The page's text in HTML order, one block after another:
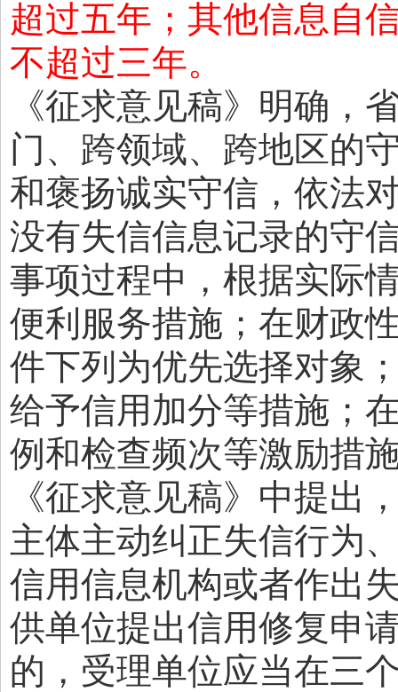
超过五年；其他信息自
不超过三年。
《征求意见稿》明确，
门、跨领域、跨地区的
和褒扬诚实守信，依法
没有失信信息记录的守
事项过程中，根据实际
便利服务措施；在财政
件下列为优先选择对象
给予信用加分等措施；
例和检查频次等激励措
《征求意见稿》中提出
主体主动纠正失信行为
信用信息机构或者作出
供单位提出信用修复申
的，受理单位应当在三